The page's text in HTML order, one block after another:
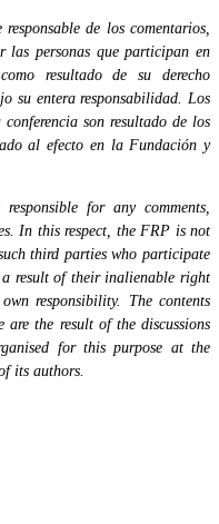
de los comentarios,
las personas que participan en
resultado de su derecho
su entera responsabilidad. Los
son resultado de los
al efecto en la Fundación y
for any comments,
In this respect, the FRP is not
third parties who participate
a result of their inalienable right
responsibility. The contents
are the result of the discussions
for this purpose at the
its authors.